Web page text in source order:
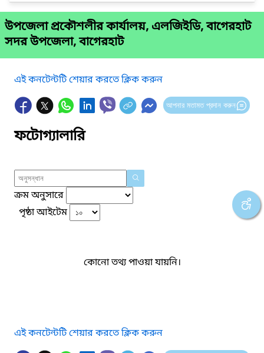
উপজেলা প্রকৌশলীর কার্যালয়, এলজিইডি, বাগেরহাট
সদর উপজেলা, বাগেরহাট
এই কনটেন্টটি শেয়ার করতে ক্লিক করুন
আপনার মতামত প্রদান করুন
ফটোগ্যালারি
ক্রম অনুসারে
পৃষ্ঠা আইটেম
কোনো তথ্য পাওয়া যায়নি।
এই কনটেন্টটি শেয়ার করতে ক্লিক করুন